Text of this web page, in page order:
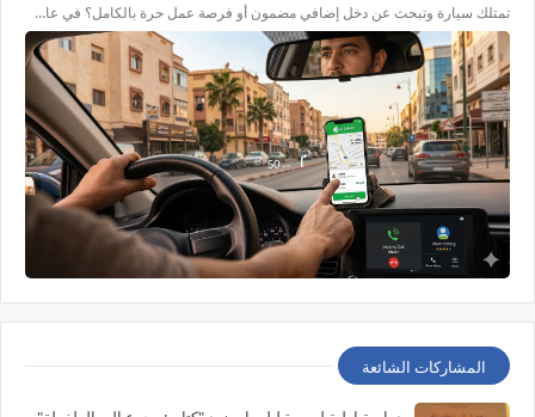
تمتلك سيارة وتبحث عن دخل إضافي مضمون أو فرصة عمل حرة بالكامل؟ في عا…
المشاركات الشائعة